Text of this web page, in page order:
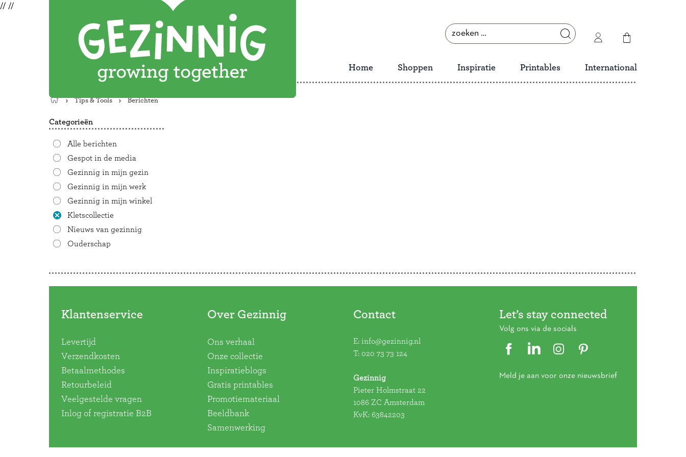
// //
zoeken
naar:
Home Shoppen Inspiratie Printables International
Terug
de
Tips & Tools Berichten
Categorieën
Alle berichten
Gespot in de media
Gezinnig in mijn gezin
Gezinnig in mijn werk
Gezinnig in mijn winkel
Kletscollectie
Nieuws van gezinnig
Ouderschap
Klantenservice
Levertijd
Verzendkosten
Betaalmethodes
Retourbeleid
Veelgestelde vragen
Inlog of registratie B2B
Over Gezinnig
Ons verhaal
Onze collectie
Inspiratieblogs
Gratis printables
Promotiemateriaal
Beeldbank
Samenwerking
Contact
E: info@gezinnig.nl
T: 020 73 73 124
Gezinnig
Pieter Holmstraat 22
1086 ZC Amsterdam
KvK: 63842203
Let’s stay connected
Volg ons via de socials
Meld je aan voor onze nieuwsbrief